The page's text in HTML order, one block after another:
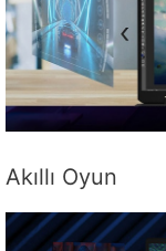
Akıllı Oyun